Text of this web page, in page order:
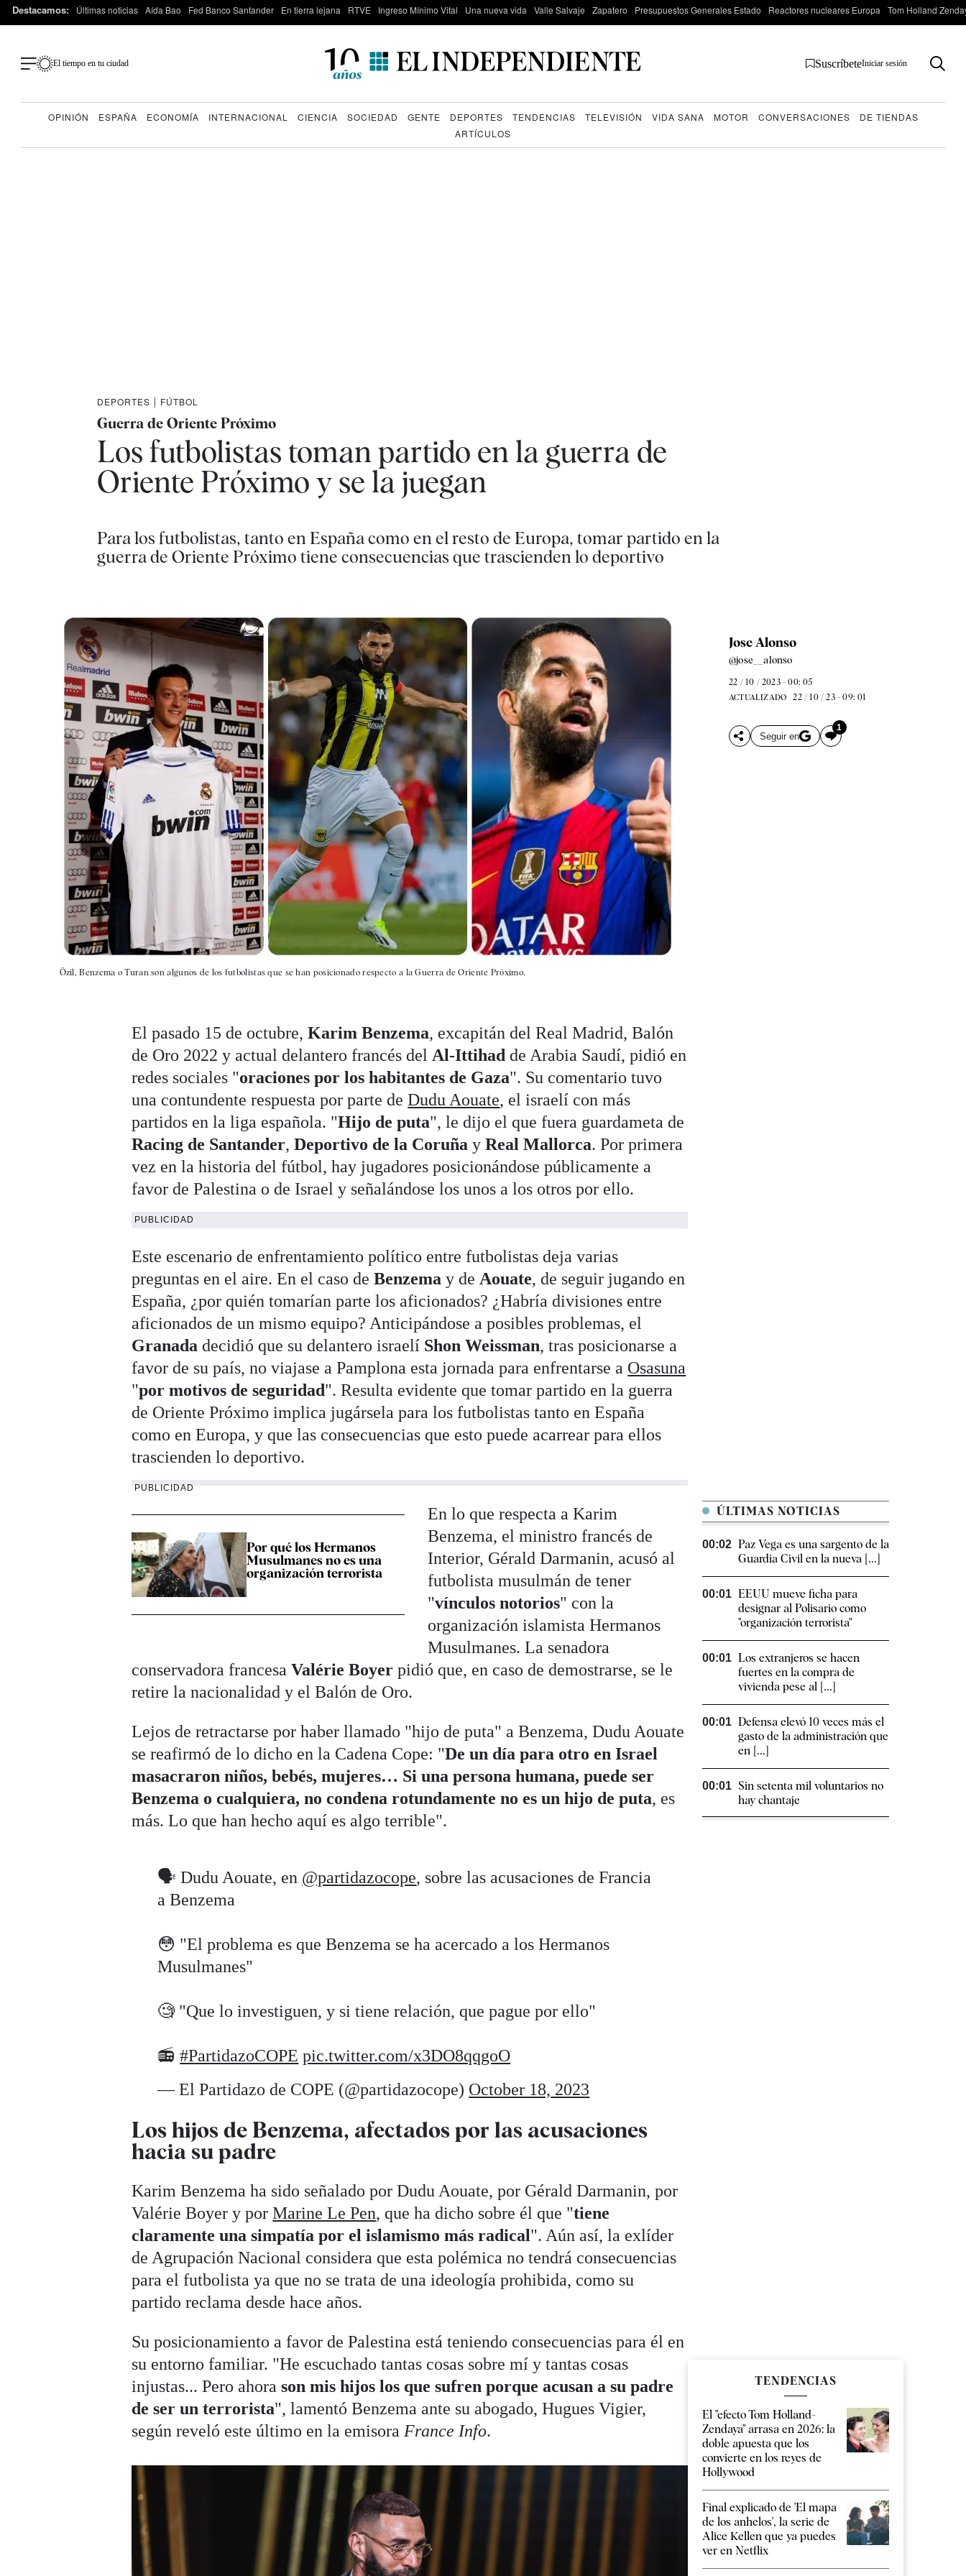
Destacamos: Últimas noticias Aída Bao Fed Banco Santander En tierra lejana RTVE Ingreso Mínimo Vital Una nueva vida Valle Salvaje Zapatero Presupuestos Generales Estado Reactores nucleares Europa Tom Holland
El tiempo en tu ciudad SuscríbeteIniciar sesión
OPINIÓN ESPAÑA ECONOMÍA INTERNACIONAL CIENCIA SOCIEDAD GENTE DEPORTES TENDENCIAS TELEVISIÓN VIDA SANA MOTOR CONVERSACIONES
DE TIENDAS
ARTÍCULOS
DEPORTES | FÚTBOL
Guerra de Oriente Próximo
Los futbolistas toman partido en la guerra de
Oriente Próximo y se la juegan
Para los futbolistas, tanto en España como en el resto de Europa, tomar partido en la
guerra de Oriente Próximo tiene consecuencias que trascienden lo deportivo
Özil, Benzema o Turan son algunos de los futbolistas que se han posicionado respecto a la Guerra de Oriente Próximo.
Jose Alonso
@jose__alonso
22 / 10 / 2023 - 00: 05
ACTUALIZADO 22 / 10 / 23 - 09: 01
Seguir en
1
El pasado 15 de octubre,Karim Benzema, excapitán del Real Madrid, Balón
de Oro 2022 y actual delantero francés del Al-Ittihad de Arabia Saudí, pidió en
redes sociales "oraciones por los habitantes de Gaza". Su comentario tuvo
una contundente respuesta por parte deDudu Aouate, el israelí con más
partidos en la liga española. "Hijo de puta", le dijo el que fuera guardameta de
Racing de Santander,Deportivo de la Coruña yReal Mallorca. Por primera
vez en la historia del fútbol, hay jugadores posicionándose públicamente a
favor de Palestina o de Israel y señalándose los unos a los otros por ello.
PUBLICIDAD
Este escenario de enfrentamiento político entre futbolistas deja varias
preguntas en el aire. En el caso deBenzemay de Aouate, de seguir jugando en
España, ¿por quién tomarían parte los aficionados? ¿Habría divisiones entre
aficionados de un mismo equipo? Anticipándose a posibles problemas, el
Granadadecidió que su delantero israelí Shon Weissman, tras posicionarse a
favor de su país, no viajase a Pamplona esta jornada para enfrentarse a Osasuna
"por motivos de seguridad". Resulta evidente que tomar partido en la guerra
de Oriente Próximo implica jugársela para los futbolistas tanto en España
como en Europa, y que las consecuencias que esto puede acarrear para ellos
trascienden lo deportivo.
PUBLICIDAD
Por qué los Hermanos
Musulmanes no es una
organización terrorista
En lo que respecta a Karim
Benzema, el ministro francés de
Interior, Gérald Darmanin, acusó al
futbolista musulmán de tener
"vínculos notorios" con la
organización islamista Hermanos
Musulmanes. La senadora
conservadora francesaValérie Boyer pidió que, en caso de demostrarse, se le
retire la nacionalidad y el Balón de Oro.
Lejos de retractarse por haber llamado "hijo de puta" a Benzema, Dudu Aouate
se reafirmó de lo dicho en la Cadena Cope: "De un día para otro en Israel
masacraron niños, bebés, mujeres… Si una persona humana, puede ser
Benzema o cualquiera, no condena rotundamente no es un hijo de puta, es
más. Lo que han hecho aquí es algo terrible".
🗣️ Dudu Aouate, en @partidazocope, sobre las acusaciones de Francia
a Benzema
😳 "El problema es que Benzema se ha acercado a los Hermanos
Musulmanes"
🧐 "Que lo investiguen, y si tiene relación, que pague por ello"
📻#PartidazoCOPE pic.twitter.com/x3DO8qqgoO
— El Partidazo de COPE (@partidazocope) October 18, 2023
Los hijos de Benzema, afectados por las acusaciones
hacia su padre
Karim Benzema ha sido señalado por Dudu Aouate, por Gérald Darmanin, por
Valérie Boyer y porMarine Le Pen, que ha dicho sobre él que "tiene
claramente una simpatía por el islamismo más radical". Aún así, la exlíder
de Agrupación Nacional considera que esta polémica no tendrá consecuencias
para el futbolista ya que no se trata de una ideología prohibida, como su
partido reclama desde hace años.
Su posicionamiento a favor de Palestina está teniendo consecuencias para él en
su entorno familiar. "He escuchado tantas cosas sobre mí y tantas cosas
injustas... Pero ahorason mis hijos los que sufren porque acusan a su padre
de ser un terrorista", lamentó Benzema ante su abogado, Hugues Vigier,
según reveló este último en la emisora France Info.
ÚLTIMAS NOTICIAS
00:02 Paz Vega es una sargento de la
Guardia Civil en la nueva [...]
00:01 EEUU mueve ficha para
designar al Polisario como
"organización terrorista"
00:01 Los extranjeros se hacen
fuertes en la compra de
vivienda pese al [...]
00:01 Defensa elevó 10 veces más el
gasto de la administración que
en [...]
00:01 Sin setenta mil voluntarios no
hay chantaje
TENDENCIAS
El "efecto Tom Holland-
Zendaya" arrasa en 2026: la
doble apuesta que los
convierte en los reyes de
Hollywood
Final explicado de 'El mapa
de los anhelos', la serie de
Alice Kellen que ya puedes
ver en Netflix